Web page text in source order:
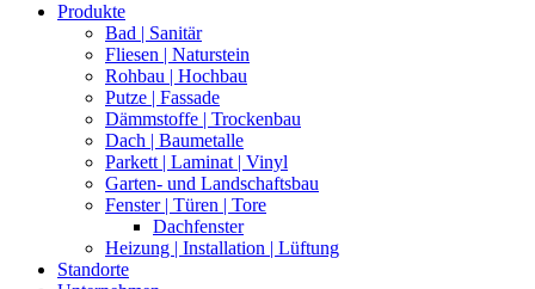
Produkte
Bad | Sanitär
Fliesen | Naturstein
Rohbau | Hochbau
Putze | Fassade
Dämmstoffe | Trockenbau
Dach | Baumetalle
Parkett | Laminat | Vinyl
Garten- und Landschaftsbau
Fenster | Türen | Tore
Dachfenster
Heizung | Installation | Lüftung
Standorte